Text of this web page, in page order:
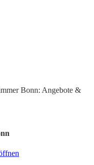
Bonn: Angebote &